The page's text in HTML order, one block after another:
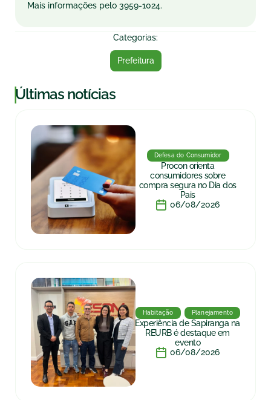
Mais informações pelo 3959-1024.
Categorias:
Prefeitura
|Últimas notícias
Defesa do Consumidor
Procon orienta
consumidores sobre
compra segura no Dia dos
Pais
06/08/2026
Habitação Planejamento
Experiência de Sapiranga na
REURB é destaque em
evento
06/08/2026